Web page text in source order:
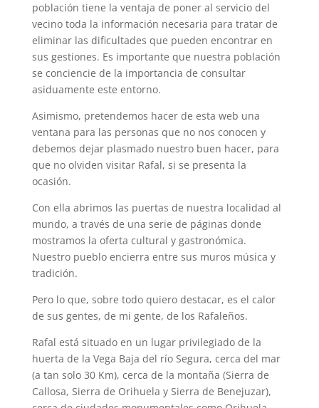
población tiene la ventaja de poner al servicio del
vecino toda la información necesaria para tratar de
eliminar las dificultades que pueden encontrar en
sus gestiones. Es importante que nuestra población
se conciencie de la importancia de consultar
asiduamente este entorno.
Asimismo, pretendemos hacer de esta web una
ventana para las personas que no nos conocen y
debemos dejar plasmado nuestro buen hacer, para
que no olviden visitar Rafal, si se presenta la
ocasión.
Con ella abrimos las puertas de nuestra localidad al
mundo, a través de una serie de páginas donde
mostramos la oferta cultural y gastronómica.
Nuestro pueblo encierra entre sus muros música y
tradición.
Pero lo que, sobre todo quiero destacar, es el calor
de sus gentes, de mi gente, de los Rafaleños.
Rafal está situado en un lugar privilegiado de la
huerta de la Vega Baja del río Segura, cerca del mar
(a tan solo 30 Km), cerca de la montaña (Sierra de
Callosa, Sierra de Orihuela y Sierra de Benejuzar),